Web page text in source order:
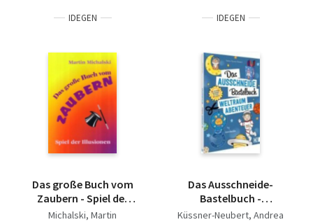
IDEGEN
Das große Buch vom
Zaubern - Spiel der
Illusionen
Michalski, Martin
IDEGEN
Das Ausschneide-
Bastelbuch -
Weltraumabenteuer -
Küssner-Neubert, Andrea